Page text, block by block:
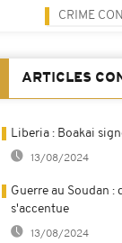
CRIME
ARTICLES
Liberia : Boakai
13/08/2024
Guerre au Soudan :
s'accentue
13/08/2024